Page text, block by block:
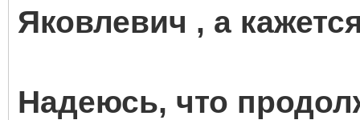
Яковлевич , а
Надеюсь, что